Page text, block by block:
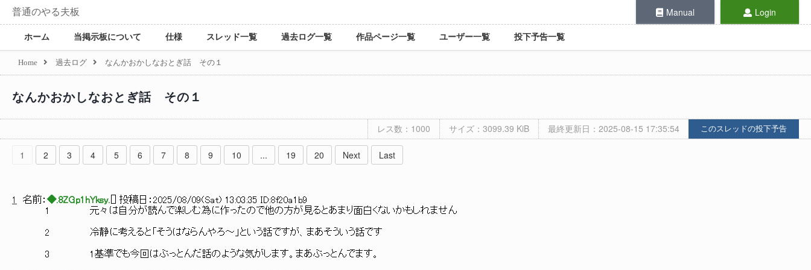
普通のやる夫板 Manual Login
ホーム 当掲示板について 仕様 スレッド一覧 過去ログ一覧 作品ページ一覧 ユーザー一覧 投下予告一覧
Home 過去ログ なんかおかしなおとぎ話 その１
なんかおかしなおとぎ話 その１
レス数：1000 サイズ：3099.39 KiB 最終更新日：2025-08-15 17:35:54 このスレッドの投下予告
1 2 3 4 5 6 7 8 9 10 ... 19 20 Next Last
1 名前： ◆.8ZGp1hYksy. ] 投稿日： 2025/08/09(Sat) 13:03:35 ID:8f20a1b9
1 元々は自分が読んで楽しむ為に作ったので他の方が見るとあまり面白くないかもしれません
2 冷静に考えると「そうはならんやろ～」という話ですが、まあそういう話です
3 1基準でも今回はぶっとんだ話のような気がします。まあぶっとんでます。